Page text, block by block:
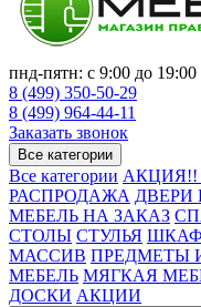
пнд-пятн: с 9:00 до
8 (499) 350-50-29
8 (499) 964-44-11
Заказать звонок
Все категории
Все категории
РАСПРОДАЖА ДВЕРИ
МЕБЕЛЬ НА ЗАКАЗ
СТОЛЫ СТУЛЬЯ
МАССИВ ПРЕДМЕТЫ
МЕБЕЛЬ МЯГКАЯ
ДОСКИ АКЦИИ